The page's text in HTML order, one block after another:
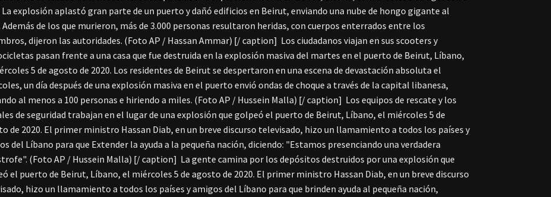
La explosión aplastó gran parte de un puerto y dañó edificios en Beirut, enviando una nube de hongo gigante al
Además de los que murieron, más de 3.000 personas resultaron heridas, con cuerpos enterrados entre los
dijeron las autoridades. (Foto AP / Hassan Ammar) [/ caption] Los ciudadanos viajan en sus scooters y
pasan frente a una casa que fue destruida en la explosión masiva del martes en el puerto de Beirut, Líbano,
5 de agosto de 2020. Los residentes de Beirut se despertaron en una escena de devastación absoluta el
un día después de una explosión masiva en el puerto envió ondas de choque a través de la capital libanesa,
al menos a 100 personas e hiriendo a miles. (Foto AP / Hussein Malla) [/ caption] Los equipos de rescate y los
de seguridad trabajan en el lugar de una explosión que golpeó el puerto de Beirut, Líbano, el miércoles 5 de
de 2020. El primer ministro Hassan Diab, en un breve discurso televisado, hizo un llamamiento a todos los países y
del Líbano para que Extender la ayuda a la pequeña nación, diciendo: "Estamos presenciando una verdadera
(Foto AP / Hussein Malla) [/ caption] La gente camina por los depósitos destruidos por una explosión que
el puerto de Beirut, Líbano, el miércoles 5 de agosto de 2020. El primer ministro Hassan Diab, en un breve discurso
hizo un llamamiento a todos los países y amigos del Líbano para que brinden ayuda al pequeña nación,